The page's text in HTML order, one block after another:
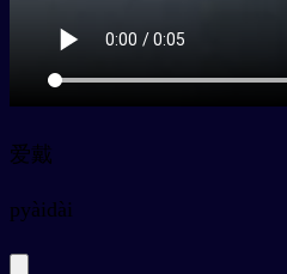
爱戴
pyàidài